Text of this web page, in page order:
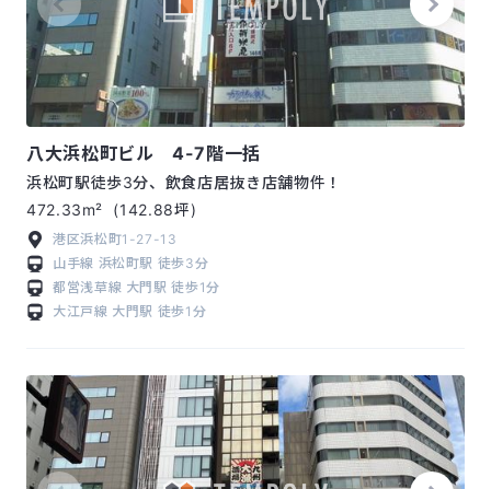
八大浜松町ビル 4-7階一括
浜松町駅徒歩3分、飲食店居抜き店舗物件！
472.33m²
(142.88坪)
港区浜松町1-27-13
山手線 浜松町駅 徒歩3分
都営浅草線 大門駅徒歩1分
大江戸線 大門駅 徒歩1分